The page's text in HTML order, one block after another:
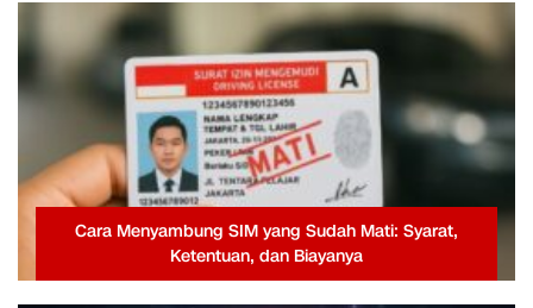
Cara Menyambung SIM yang Sudah Mati: Syarat,
Ketentuan, dan Biayanya